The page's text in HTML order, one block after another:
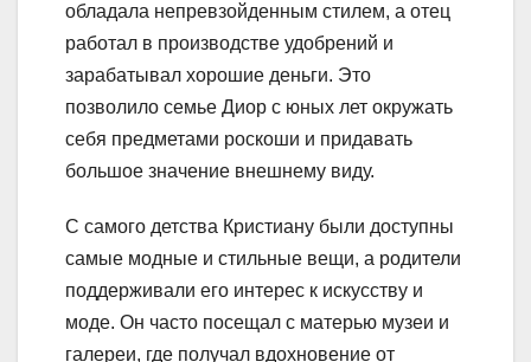
обладала непревзойденным стилем, а отец
работал в производстве удобрений и
зарабатывал хорошие деньги. Это
позволило семье Диор с юных лет окружать
себя предметами роскоши и придавать
большое значение внешнему виду.
С самого детства Кристиану были доступны
самые модные и стильные вещи, а родители
поддерживали его интерес к искусству и
моде. Он часто посещал с матерью музеи и
галереи, где получал вдохновение от